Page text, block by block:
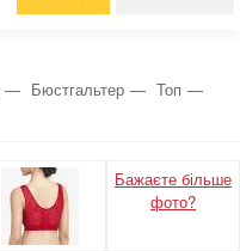
Бюстгальтер
Топ
Бажаєте більше
фото?